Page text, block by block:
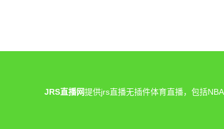
JRS直播网提供jrs直播无插件体育直播，包括